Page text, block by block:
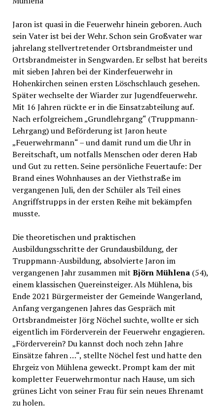
Jaron ist quasi in die Feuerwehr hinein geboren. Auch
sein Vater ist bei der Wehr. Schon sein Großvater war
jahrelang stellvertretender Ortsbrandmeister und
Ortsbrandmeister in Sengwarden. Er selbst hat bereits
mit sieben Jahren bei der Kinderfeuerwehr in
Hohenkirchen seinen ersten Löschschlauch gesehen.
Später wechselte der Wiarder zur Jugendfeuerwehr.
Mit 16 Jahren rückte er in die Einsatzabteilung auf.
Nach erfolgreichem „Grundlehrgang“ (Truppmann-
Lehrgang) und Beförderung ist Jaron heute
„Feuerwehrmann“ – und damit rund um die Uhr in
Bereitschaft, um notfalls Menschen oder deren Hab
und Gut zu retten. Seine persönliche Feuertaufe: Der
Brand eines Wohnhauses an der Viethstraße im
vergangenen Juli, den der Schüler als Teil eines
Angriffstrupps in der ersten Reihe mit bekämpfen
musste.
Die theoretischen und praktischen
Ausbildungsschritte der Grundausbildung, der
Truppmann-Ausbildung, absolvierte Jaron im
vergangenen Jahr zusammen mit Björn Mühlena (54),
einem klassischen Quereinsteiger. Als Mühlena, bis
Ende 2021 Bürgermeister der Gemeinde Wangerland,
Anfang vergangenen Jahres das Gespräch mit
Ortsbrandmeister Jörg Nöchel suchte, wollte er sich
eigentlich im Förderverein der Feuerwehr engagieren.
„Förderverein? Du kannst doch noch zehn Jahre
Einsätze fahren …“, stellte Nöchel fest und hatte den
Ehrgeiz von Mühlena geweckt. Prompt kam der mit
kompletter Feuerwehrmontur nach Hause, um sich
grünes Licht von seiner Frau für sein neues Ehrenamt
zu holen.